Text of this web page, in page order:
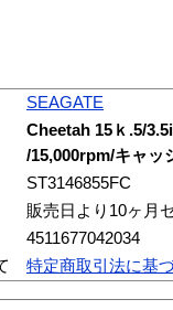
SEAGATE
Cheetah 15ｋ.5/
/15,000rpm/キャッ
ST3146855FC
販売日より10ヶ月
4511677042034
特定商取引法に基